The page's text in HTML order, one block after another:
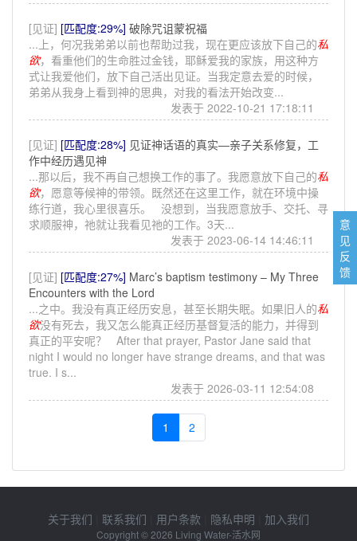
[见证] [匹配度:29%] 破除咒诅蒙祝福
...上，何况我弟弟以前也帮助过我，现在更应该放下自己的私
欲，看重他们的生命胜过金钱，耶稣爱我的家族，用这种方
式让我爱他们，放下自己活出见证。当我定意去爱的时候，
弟弟从我身上看到神的思典，对我的看法开始改变...
发表于 2022-10-21 17:18:11
[见证] [匹配度:28%] 见证神话语的真实—亲子关系修复，工
作中经历遇见神
...那以后，我不再自己想换工作的事了。我愿意放下自己的私
欲，愿意等候神的带领。既然还在这里工作，就在环境中操
练行道，我心里很喜乐。 没想到，当我愿意放手、交托、寻
求顺服神，祂就让我看见祂的工作。3天...
发表于 2023-06-14 14:46:11
[见证] [匹配度:27%] Marc’s baptism testimony – My Three
Encounters with the Lord
...之中。我没有真正经历安息，甚至长期失眠。如果旧人的私
欲没有死去，我又怎么能真正经历基督复活的能力，并得到
真正的平安呢？ After that prayer, Pastor Jane said that
night I would no longer have strange dreams, and that was
true. I s...
发表于 2026-03-11 12:54:08
1 2
关于我们 联系我们 用户条款 隐私申明 加入我们
Copyright © 2026 Living Water-活水网
意
见
反
馈